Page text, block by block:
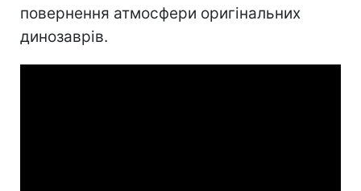
повернення атмосфери оригінальних
динозаврів.